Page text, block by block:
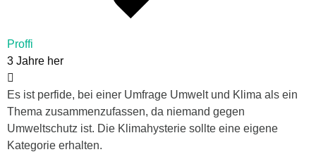
Proffi
3 Jahre her
Es ist perfide, bei einer Umfrage Umwelt und Klima als ein
Thema zusammenzufassen, da niemand gegen
Umweltschutz ist. Die Klimahysterie sollte eine eigene
Kategorie erhalten.